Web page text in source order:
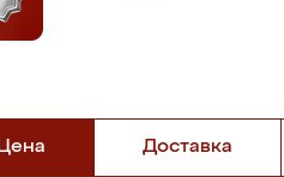
Цена Доставка